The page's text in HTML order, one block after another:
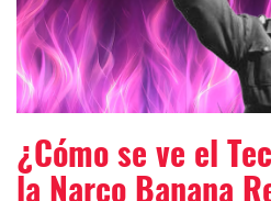
¿Cómo se ve el
la Narco Banana